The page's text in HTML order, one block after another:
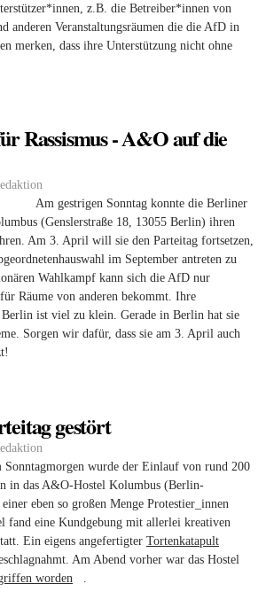
z.B. die Betreiber*innen von
anderen Veranstaltungsräumen die die AfD in
merken, dass ihre Unterstützung nicht ohne
Rassismus - A&O auf die
Am gestrigen Sonntag konnte die Berliner
(Genslerstraße 18, 13055 Berlin) ihren
Am 3. April will sie den Parteitag fortsetzen,
im September antreten zu
Wahlkampf kann sich die AfD nur
Räume von anderen bekommt. Ihre
Berlin ist viel zu klein. Gerade in Berlin hat sie
Sorgen wir dafür, dass sie am 3. April auch
gestört
Sonntagmorgen wurde der Einlauf von rund 200
in das A&O-Hostel Kolumbus (Berlin-
eben so großen Menge Protestier_innen
fand eine Kundgebung mit allerlei kreativen
Ein eigens angefertigter Tortenkatapult
external)
Am Abend vorher war das Hostel
worden (link is external)
.